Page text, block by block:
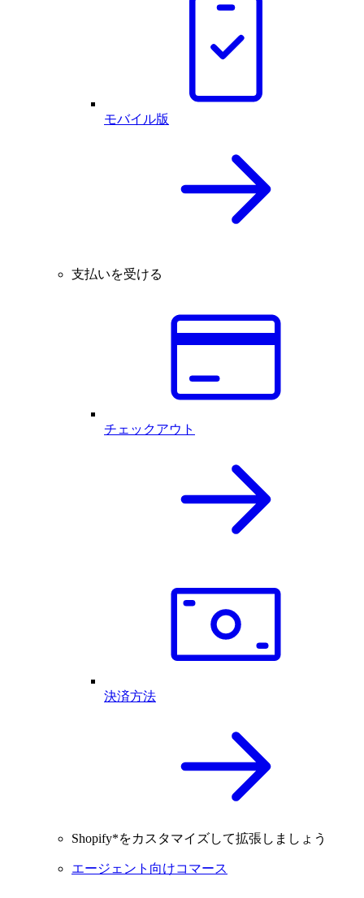
モバイル版
支払いを受ける
チェックアウト
決済方法
Shopify*をカスタマイズして拡張しましょう
エージェント向けコマース